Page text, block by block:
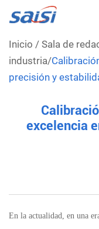
Inicio / Sala de
industria/
precisión y
excelencia
En la actualidad, en una